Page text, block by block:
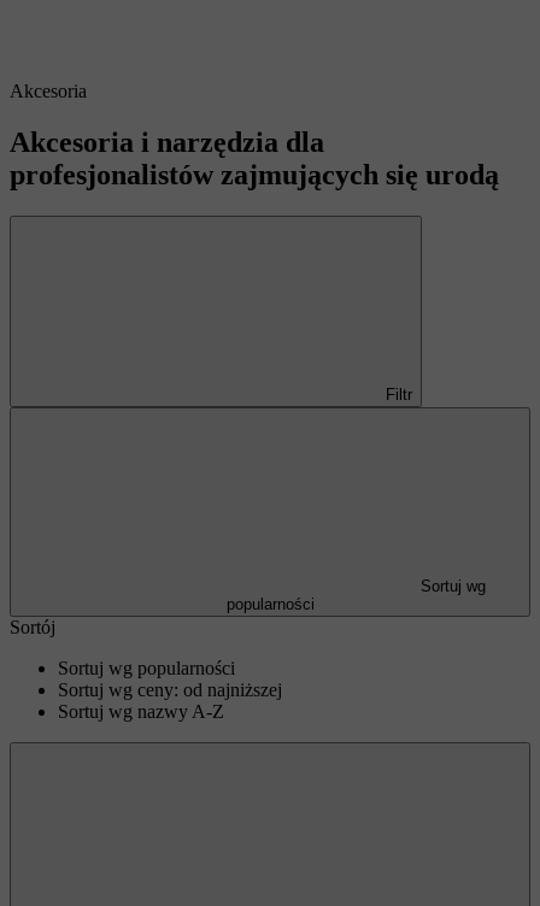
Akcesoria
Akcesoria i narzędzia dla
profesjonalistów zajmujących się urodą
Filtr
Sortuj wg
popularności
Sortój
Sortuj wg popularności
Sortuj wg ceny: od najniższej
Sortuj wg nazwy A-Z